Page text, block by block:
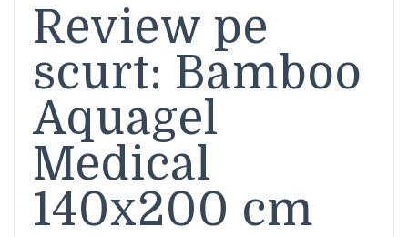
Review pe
scurt: Bamboo
Aquagel
Medical
140x200 cm